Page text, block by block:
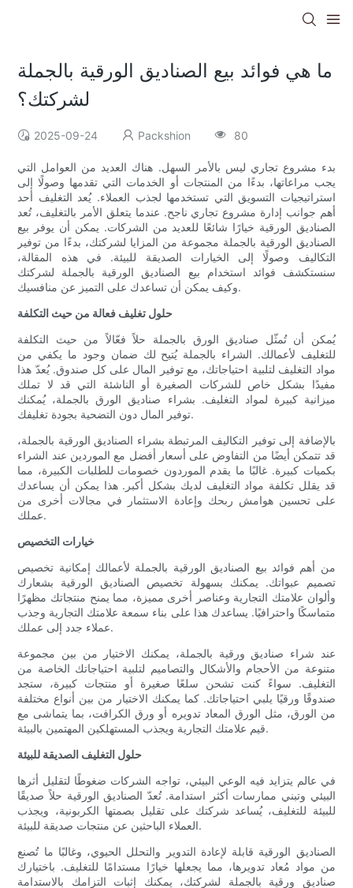
ما هي فوائد بيع الصناديق الورقية بالجملة
لشركتك؟
2025-09-24 Packshion 80
بدء مشروع تجاري ليس بالأمر السهل. هناك العديد من العوامل التي
يجب مراعاتها، بدءًا من المنتجات أو الخدمات التي تقدمها وصولًا إلى
استراتيجيات التسويق التي تستخدمها لجذب العملاء. يُعد التغليف أحد
أهم جوانب إدارة مشروع تجاري ناجح. عندما يتعلق الأمر بالتغليف، تُعد
الصناديق الورقية خيارًا شائعًا للعديد من الشركات. يمكن أن يوفر بيع
الصناديق الورقية بالجملة مجموعة من المزايا لشركتك، بدءًا من توفير
التكاليف وصولًا إلى الخيارات الصديقة للبيئة. في هذه المقالة،
سنستكشف فوائد استخدام بيع الصناديق الورقية بالجملة لشركتك
وكيف يمكن أن تساعدك على التميز عن منافسيك.
حلول تغليف فعالة من حيث التكلفة
يُمكن أن تُمثّل صناديق الورق بالجملة حلاً فعّالاً من حيث التكلفة
للتغليف لأعمالك. الشراء بالجملة يُتيح لك ضمان وجود ما يكفي من
مواد التغليف لتلبية احتياجاتك، مع توفير المال على كل صندوق. يُعدّ هذا
مفيدًا بشكل خاص للشركات الصغيرة أو الناشئة التي قد لا تملك
ميزانية كبيرة لمواد التغليف. بشراء صناديق الورق بالجملة، يُمكنك
توفير المال دون التضحية بجودة تغليفك.
بالإضافة إلى توفير التكاليف المرتبطة بشراء الصناديق الورقية بالجملة،
قد تتمكن أيضًا من التفاوض على أسعار أفضل مع الموردين عند الشراء
بكميات كبيرة. غالبًا ما يقدم الموردون خصومات للطلبات الكبيرة، مما
قد يقلل تكلفة مواد التغليف لديك بشكل أكبر. هذا يمكن أن يساعدك
على تحسين هوامش ربحك وإعادة الاستثمار في مجالات أخرى من
عملك.
خيارات التخصيص
من أهم فوائد بيع الصناديق الورقية بالجملة لأعمالك إمكانية تخصيص
تصميم عبواتك. يمكنك بسهولة تخصيص الصناديق الورقية بشعارك
وألوان علامتك التجارية وعناصر أخرى مميزة، مما يمنح منتجاتك مظهرًا
متماسكًا واحترافيًا. يساعدك هذا على بناء سمعة علامتك التجارية وجذب
عملاء جدد إلى عملك.
عند شراء صناديق ورقية بالجملة، يمكنك الاختيار من بين مجموعة
متنوعة من الأحجام والأشكال والتصاميم لتلبية احتياجاتك الخاصة من
التغليف. سواءً كنت تشحن سلعًا صغيرة أو منتجات كبيرة، ستجد
صندوقًا ورقيًا يلبي احتياجاتك. كما يمكنك الاختيار من بين أنواع مختلفة
من الورق، مثل الورق المعاد تدويره أو ورق الكرافت، بما يتماشى مع
قيم علامتك التجارية ويجذب المستهلكين المهتمين بالبيئة.
حلول التغليف الصديقة للبيئة
في عالم يتزايد فيه الوعي البيئي، تواجه الشركات ضغوطًا لتقليل أثرها
البيئي وتبني ممارسات أكثر استدامة. تُعدّ الصناديق الورقية حلاً صديقًا
للبيئة للتغليف، يُساعد شركتك على تقليل بصمتها الكربونية، ويجذب
العملاء الباحثين عن منتجات صديقة للبيئة.
الصناديق الورقية قابلة لإعادة التدوير والتحلل الحيوي، وغالبًا ما تُصنع
من مواد مُعاد تدويرها، مما يجعلها خيارًا مستدامًا للتغليف. باختيارك
صناديق ورقية بالجملة لشركتك، يمكنك إثبات التزامك بالاستدامة